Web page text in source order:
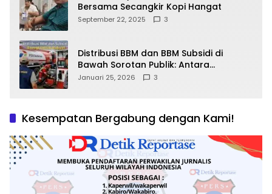
Bersama Secangkir Kopi Hangat
September 22, 2025 3
Distribusi BBM dan BBM Subsidi di
Bawah Sorotan Publik: Antara
Kepentingan Negara, Hak Konsumen,
Januari 25, 2026 3
Kesempatan Bergabung dengan Kami!